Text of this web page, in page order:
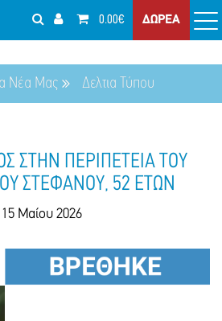
0.00€ ΔΩΡΕΑ
Νέα Μας Δελτια Τύπου
ΣΤΗΝ ΠΕΡΙΠΕΤΕΙΑ ΤΟΥ
ΣΤΕΦΑΝΟΥ, 52 ΕΤΩΝ
15 Μαίου 2026